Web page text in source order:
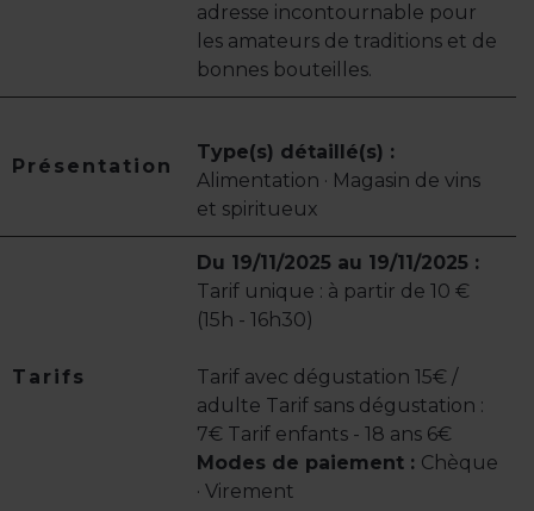
adresse incontournable pour
les amateurs de traditions et de
bonnes bouteilles.
Présentation
Type(s) détaillé(s) :
Alimentation · Magasin de vins
et spiritueux
Tarifs
Du 19/11/2025 au 19/11/2025 :
Tarif unique : à partir de 10 €
(15h - 16h30)
Tarif avec dégustation 15€ /
adulte Tarif sans dégustation :
7€ Tarif enfants - 18 ans 6€
Modes de paiement : Chèque
· Virement